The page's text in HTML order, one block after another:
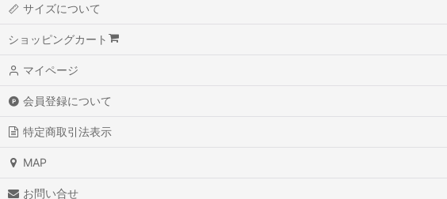
SWEATS
ACCESSORY
サイズについて
ショッピングカート
マイページ
会員登録について
特定商取引法表示
MAP
お問い合せ